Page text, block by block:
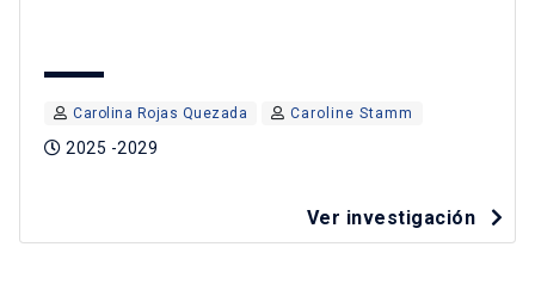
Carolina Rojas Quezada Caroline Stamm
2025 -2029
Ver investigación